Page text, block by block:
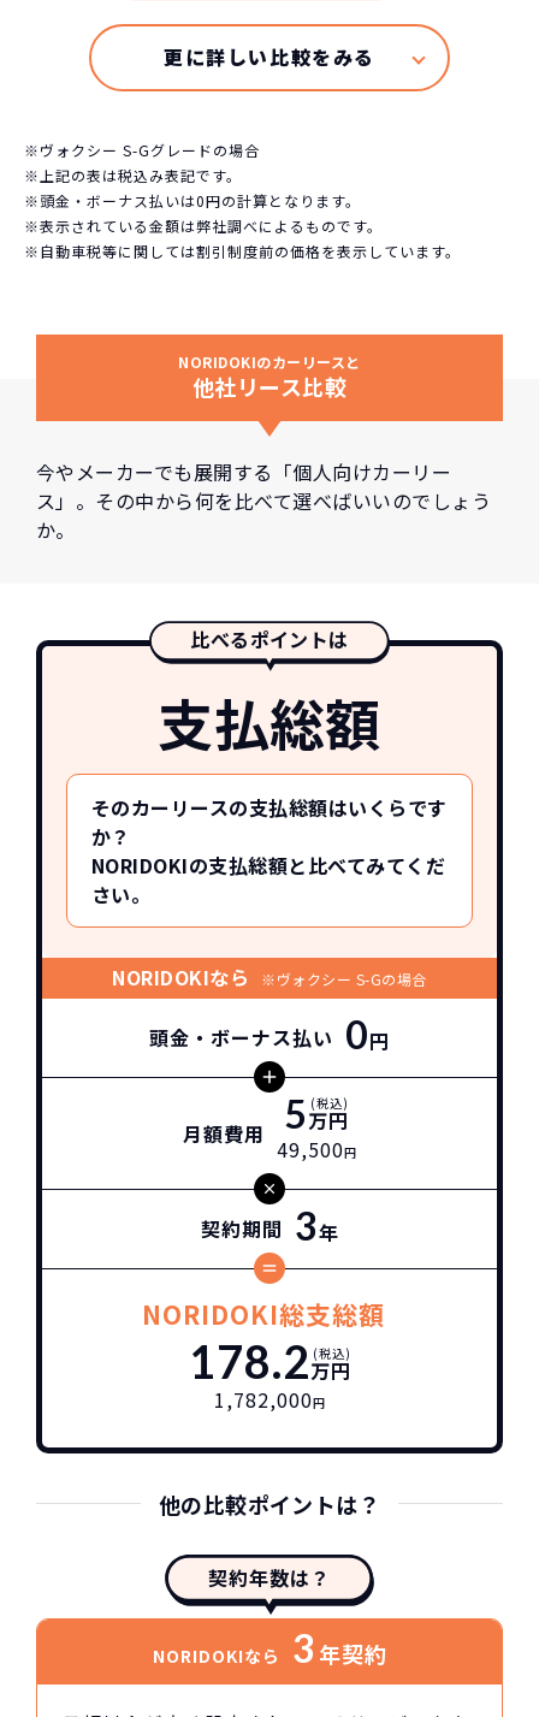
※ヴォクシー S-Gグレードの場合
※上記の表は税込み表記です。
※頭金・ボーナス払いは0円の計算となります。
※表示されている金額は弊社調べによるものです。
※自動車税等に関しては割引制度前の価格を表示しています。
NORIDOKIのカーリースと
他社リース比較
今やメーカーでも展開する「個人向けカーリー
ス」。その中から何を比べて選べばいいのでしょう
か。
比べるポイントは
支払総額
そのカーリースの支払総額はいくらです
か？
NORIDOKIの支払総額と比べてみてくだ
さい。
NORIDOKIなら ※ヴォクシー S-Gの場合
頭金・ボーナス払い 0円
月額費用 5万円
(税込)
49,500円
契約期間 3年
NORIDOKI総支総額
178.2万円
(税込)
1,782,000円
他の比較ポイントは？
契約年数は？
NORIDOKIなら 3 年契約